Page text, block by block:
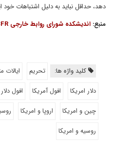
دهد، حداقل نباید به دلیل اشتباهات خود
منبع: اندیشکده شورای روابط خارجی CFR
کلید واژه ها: تحریم ایالات
دلار امریکا
افول آمریکا افول دلار
چین و امریکا
اروپا و امریکا
روسیه و امریکا